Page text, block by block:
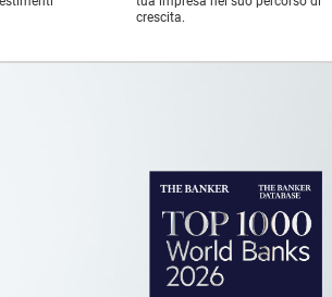
crescita.